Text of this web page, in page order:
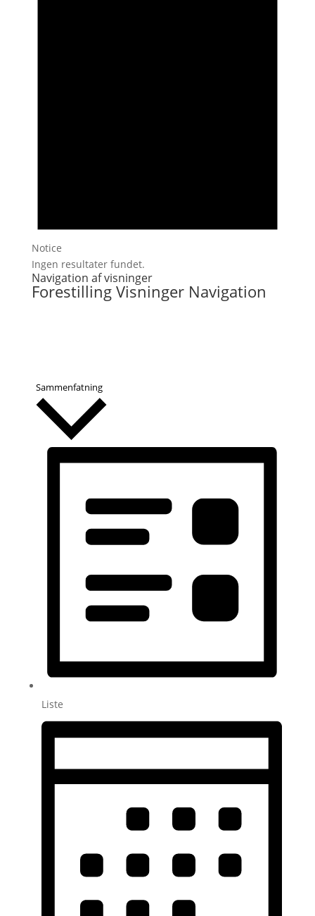
Notice
Ingen resultater fundet.
Navigation af visninger
Forestilling Visninger Navigation
Sammenfatning
Liste